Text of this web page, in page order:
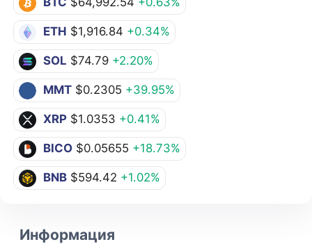
ETH $1,916.84 +0.34%
SOL $74.79 +2.20%
MMT $0.2305 +39.95%
XRP $1.0353 +0.41%
BICO $0.05655 +18.73%
BNB $594.42 +1.02%
Информация